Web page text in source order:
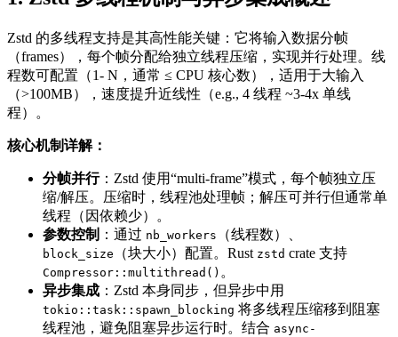
Zstd 的多线程支持是其高性能关键：它将输入数据分帧
（frames），每个帧分配给独立线程压缩，实现并行处理。线
程数可配置（1- N，通常 ≤ CPU 核心数），适用于大输入
（>100MB），速度提升近线性（e.g., 4 线程 ~3-4x 单线
程）。
核心机制详解：
分帧并行：Zstd 使用“multi-frame”模式，每个帧独立压
缩/解压。压缩时，线程池处理帧；解压可并行但通常单
线程（因依赖少）。
参数控制 ：通过 nb_workers （线程数）、
block_size （块大小）配置。Rust zstd crate 支持
Compressor::multithread() 。
异步集成 ：Zstd 本身同步，但异步中用
tokio::task::spawn_blocking 将多线程压缩移到阻塞
线程池，避免阻塞异步运行时。结合 async-